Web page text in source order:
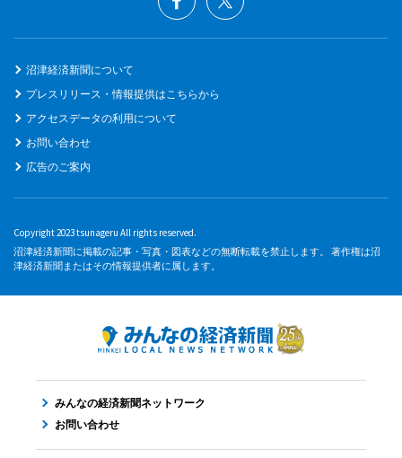
沼津経済新聞について
プレスリリース・情報提供はこちらから
アクセスデータの利用について
お問い合わせ
広告のご案内
Copyright 2023 tsunageru All rights reserved.
沼津経済新聞に掲載の記事・写真・図表などの無断転載を禁止します。 著作権は沼
津経済新聞またはその情報提供者に属します。
みんなの経済新聞ネットワーク
お問い合わせ